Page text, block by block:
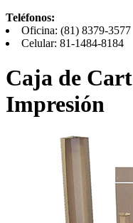
Teléfonos:
Oficina: (81) 8379-3577
Celular: 81-1484-8184
Caja de
Impresión